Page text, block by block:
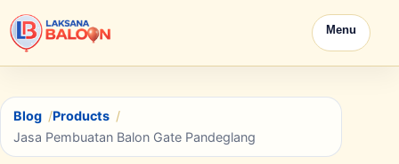
Menu
Blog
Products
Jasa Pembuatan Balon Gate Pandeglang